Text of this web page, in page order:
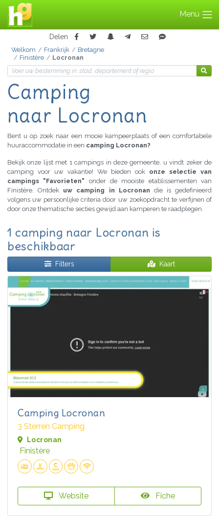
Menu
Delen
Welkom Frankrijk
Bretagne
Finistère
Locronan
Camping
naar Locronan
Bent u op zoek naar een mooie kampeerplaats of een comfortabele
huuraccommodatie in een camping Locronan?
Bekijk onze lijst met 1 campings in deze gemeente, u vindt zeker de
camping voor uw vakantie! We bieden ook onze selectie van
campings "Favorieten" onder de mooiste etablissementen van
Finistère. Ontdek uw camping in Locronan die is gedefinieerd
volgens uw persoonlijke criteria door uw zoekopdracht te verfijnen of
door onze thematische secties gewijd aan kamperen te raadplegen.
1 camping naar Locronan is
beschikbaar
Filters Kaart
Camping Locronan
3 Sterren Camping
Locronan
Finistère
Website Fiche